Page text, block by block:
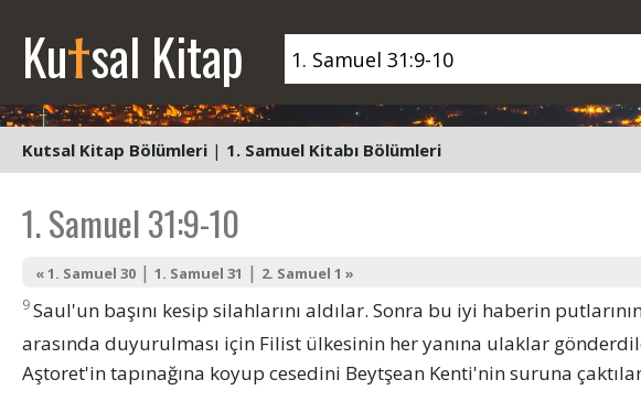
Kutsal Kitap
Kutsal Kitap Bölümleri | 1. Samuel Kitabı Bölümleri
1. Samuel 31:9-10
« 1. Samuel 30 | 1. Samuel 31 | 2. Samuel 1 »
9Saul'un başını kesip silahlarını aldılar. Sonra bu iyi haberin
arasında duyurulması için Filist ülkesinin her yanına ulaklar
Aştoret'in tapınağına koyup cesedini Beytşean Kenti'nin suruna